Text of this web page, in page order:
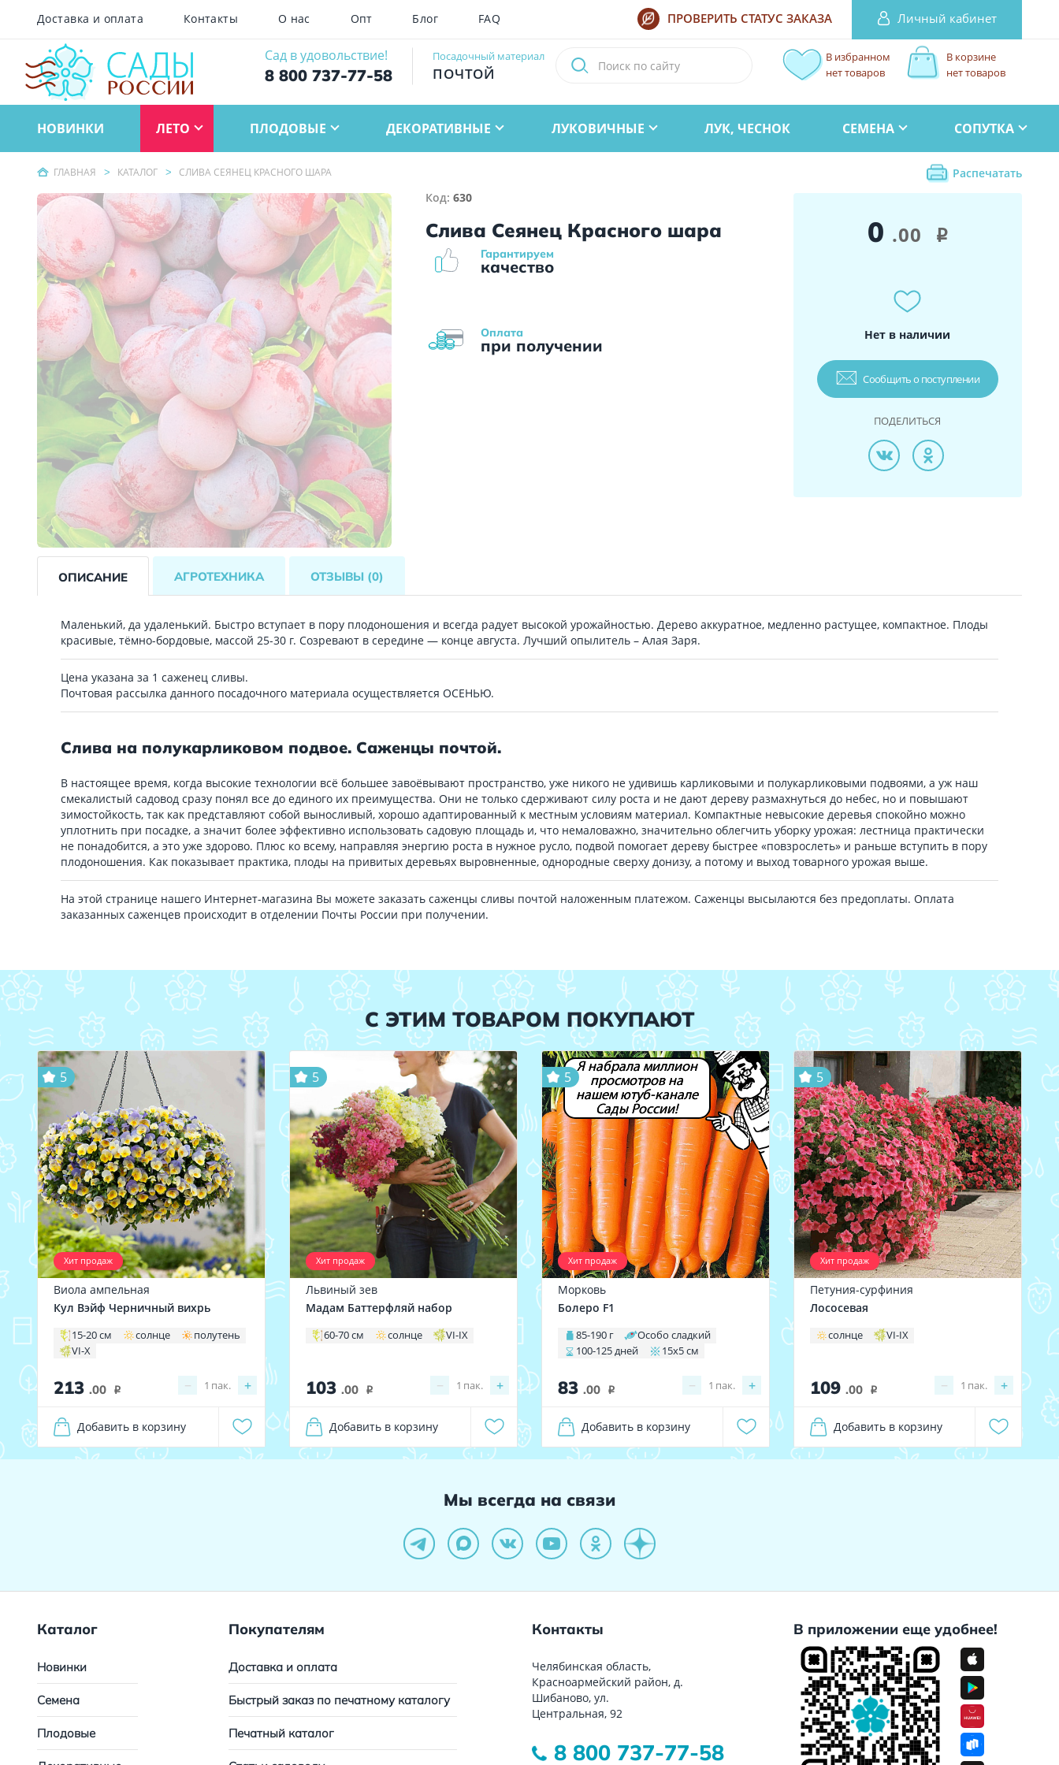
Доставка и оплата Контакты О нас Опт Блог FAQ ПРОВЕРИТЬ СТАТУС ЗАКАЗА Личный кабинет
Сад в удовольствие!
8 800 737-77-58
Посадочный материал
ПОЧТОЙ
В корзине
нет товаров
В избранном
нет товаров
НОВИНКИ ЛЕТО ПЛОДОВЫЕ ДЕКОРАТИВНЫЕ ЛУКОВИЧНЫЕ ЛУК, ЧЕСНОК СЕМЕНА СОПУТКА
ГЛАВНАЯ КАТАЛОГ СЛИВА СЕЯНЕЦ КРАСНОГО ШАРА
Распечатать
Код:630
Слива Сеянец Красного шара
Оплата
при получении
Гарантируем
качество
0 .00 i
Нет в наличии
Сообщить о поступлении
ПОДЕЛИТЬСЯ
ОПИСАНИЕ АГРОТЕХНИКА ОТЗЫВЫ (0)
Маленький, да удаленький. Быстро вступает в пору плодоношения и всегда радует высокой урожайностью. Дерево аккуратное, медленно растущее, компактное. Плоды
красивые, тёмно-бордовые, массой 25-30 г. Созревают в середине — конце августа. Лучший опылитель – Алая Заря.
Цена указана за 1 саженец сливы.
Почтовая рассылка данного посадочного материала осуществляется ОСЕНЬЮ.
Слива на полукарликовом подвое. Саженцы почтой.
В настоящее время, когда высокие технологии всё большее завоёвывают пространство, уже никого не удивишь карликовыми и полукарликовыми подвоями, а уж наш
смекалистый садовод сразу понял все до единого их преимущества. Они не только сдерживают силу роста и не дают дереву размахнуться до небес, но и повышают
зимостойкость, так как представляют собой выносливый, хорошо адаптированный к местным условиям материал. Компактные невысокие деревья спокойно можно
уплотнить при посадке, а значит более эффективно использовать садовую площадь и, что немаловажно, значительно облегчить уборку урожая: лестница практически
не понадобится, а это уже здорово. Плюс ко всему, направляя энергию роста в нужное русло, подвой помогает дереву быстрее «повзрослеть» и раньше вступить в пору
плодоношения. Как показывает практика, плоды на привитых деревьях выровненные, однородные сверху донизу, а потому и выход товарного урожая выше.
На этой странице нашего Интернет-магазина Вы можете заказать саженцы сливы почтой наложенным платежом. Саженцы высылаются без предоплаты. Оплата
заказанных саженцев происходит в отделении Почты России при получении.
С ЭТИМ ТОВАРОМ ПОКУПАЮТ
Хит продаж
5
Виола ампельная
Кул Вэйф Черничный вихрь
15-20 см солнце
полутень
VI-X
213 .00 i − +
1 пак.
Добавить в корзину
Хит продаж
5
Львиный зев
Мадам Баттерфляй набор
60-70 см солнце VI-IX
103 .00 i − +
1 пак.
Добавить в корзину
Я набрала миллион
просмотров на
нашем ютуб-канале
Сады России!
Хит продаж
5
Морковь
Болеро F1
85-190 г
Особо сладкий
100-125 дней
15х5 см
83 .00 i − +
1 пак.
Добавить в корзину
Хит продаж
5
Петуния-сурфиния
Лососевая
солнце VI-IX
109 .00 i − +
1 пак.
Добавить в корзину
Мы всегда на связи
Каталог
Новинки
Семена
Плодовые
Покупателям
Доставка и оплата
Быстрый заказ по печатному каталогу
Печатный каталог
Контакты
Челябинская область,
Красноармейский район, д.
Шибаново, ул.
Центральная, 92
8 800 737-77-58
В приложении еще удобнее!